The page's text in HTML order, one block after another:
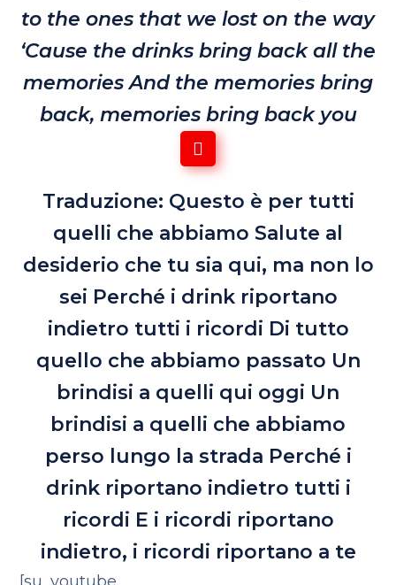
to the ones that we lost on the way
‘Cause the drinks bring back all the
memories And the memories bring
back, memories bring back you
Traduzione: Questo è per tutti
quelli che abbiamo Salute al
desiderio che tu sia qui, ma non lo
sei Perché i drink riportano
indietro tutti i ricordi Di tutto
quello che abbiamo passato Un
brindisi a quelli qui oggi Un
brindisi a quelli che abbiamo
perso lungo la strada Perché i
drink riportano indietro tutti i
ricordi E i ricordi riportano
indietro, i ricordi riportano a te